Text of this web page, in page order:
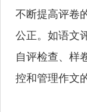
不断提高评卷
公正。如语文
自评检查、样
控和管理作文